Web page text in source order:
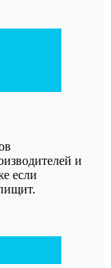
и
если